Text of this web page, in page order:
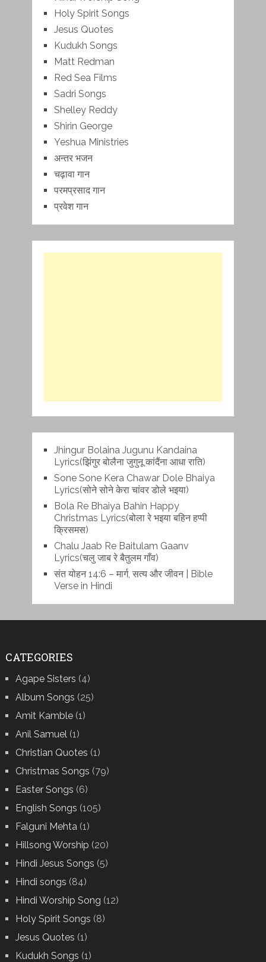
Holy Spirit Songs
Jesus Quotes
Kudukh Songs
Matt Redman
Red Sea Films
Sadri Songs
Shelley Reddy
Shirin George
Yeshua Ministries
अन्तर भजन
चढ़ावा गान
परमप्रसाद गान
प्रवेश गान
Jhingur Bolaina Jugunu Kandaina
Lyrics(झिंगुर बोलैना जुगुनू कांदैंना आधा राति)
Sone Sone Kera Chawar Dole Bhaiya
Lyrics(सोने सोने केरा चांवर डोले भइया)
Bola Re Bh‌aiya Bahin Happy
Christmas Lyrics(बोला रे भ‌इया बहिन हप्पी
क्रिसमस)
Chalu Jaab Re Baitulam Gaanv
Lyrics(चलु जाब रे बैतुलम गाँव)
संत योहन 14:6 – मार्ग, सत्य और जीवन | Bible
Verse in Hindi
CATEGORIES
Agape Sisters (4)
Album Songs (25)
Amit Kamble(1)
Anil Samuel(1)
Christian Quotes (1)
Christmas Songs (79)
Easter Songs (6)
English Songs (105)
Falguni Mehta(1)
Hillsong Worship (20)
Hindi Jesus Songs (5)
Hindi songs (84)
Hindi Worship Song (12)
Holy Spirit Songs (8)
Jesus Quotes (1)
Kudukh Songs (1)